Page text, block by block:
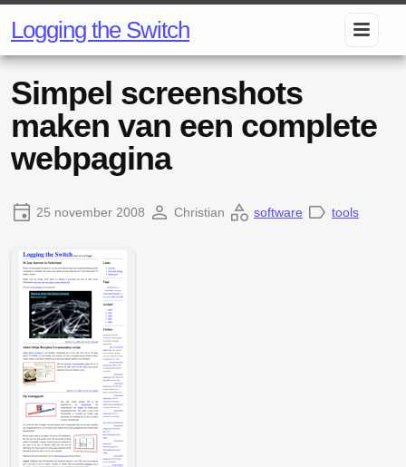
Logging the Switch
Simpel screenshots
maken van een complete
webpagina
25 november 2008 Christian software tools